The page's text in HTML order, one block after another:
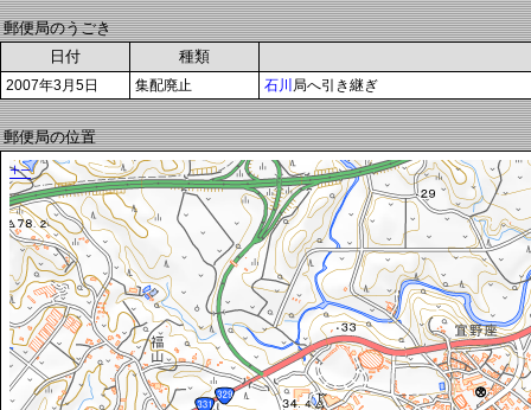
郵便局のうごき
日付
種類
2007年3月5日 集配廃止 石川 局へ引き継ぎ
郵便局の位置